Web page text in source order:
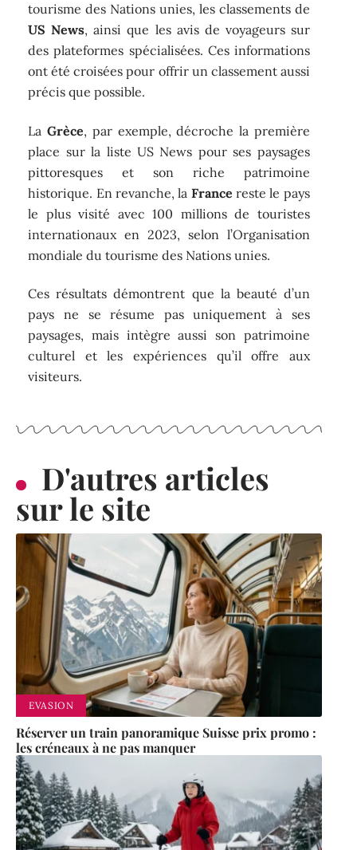
tourisme des Nations unies, les classements de
US News, ainsi que les avis de voyageurs sur
des plateformes spécialisées. Ces informations
ont été croisées pour offrir un classement aussi
précis que possible.
LaGrèce, par exemple, décroche la première
place sur la liste US News pour ses paysages
pittoresques et son riche patrimoine
historique. En revanche, la France reste le pays
le plus visité avec 100 millions de touristes
internationaux en 2023, selon l’Organisation
mondiale du tourisme des Nations unies.
Ces résultats démontrent que la beauté d’un
pays ne se résume pas uniquement à ses
paysages, mais intègre aussi son patrimoine
culturel et les expériences qu’il offre aux
visiteurs.
D'autres articles
sur le site
EVASION
Réserver un train panoramique Suisse prix promo :
les créneaux à ne pas manquer